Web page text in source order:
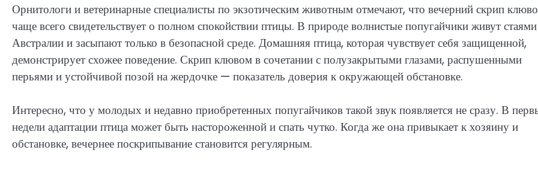
Орнитологи и ветеринарные специалисты по экзотическим животным отмечают, что вечерний скрип
чаще всего свидетельствует о полном спокойствии птицы. В природе волнистые попугайчики живут
Австралии и засыпают только в безопасной среде. Домашняя птица, которая чувствует себя защищенной,
демонстрирует схожее поведение. Скрип клювом в сочетании с полузакрытыми глазами, распушенными
перьями и устойчивой позой на жердочке — показатель доверия к окружающей обстановке.
Интересно, что у молодых и недавно приобретенных попугайчиков такой звук появляется не сразу. В
недели адаптации птица может быть настороженной и спать чутко. Когда же она привыкает к хозяину и
обстановке, вечернее поскрипывание становится регулярным.